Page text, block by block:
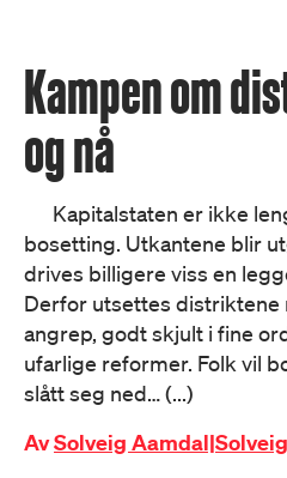
Kampen om
og nå
Kapitalstaten er ikke
bosetting. Utkantene blir
drives billigere viss en
Derfor utsettes distriktene
angrep, godt skjult i fine
ufarlige reformer. Folk vil
slått seg ned… (...)
AvSolveig